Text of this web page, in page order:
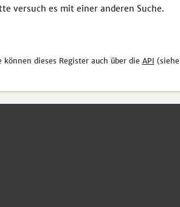
versuch es mit einer anderen Suche.
können dieses Register auch über die API (siehe